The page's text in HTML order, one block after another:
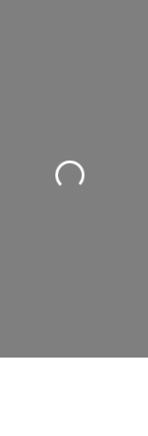
Cargando…